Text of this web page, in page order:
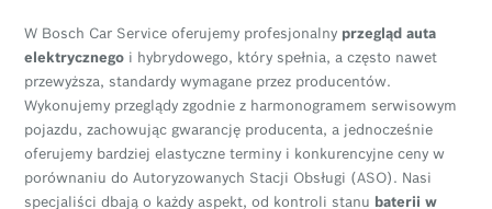
W Bosch Car Service oferujemy profesjonalny przegląd auta
elektrycznego i hybrydowego, który spełnia, a często nawet
przewyższa, standardy wymagane przez producentów.
Wykonujemy przeglądy zgodnie z harmonogramem serwisowym
pojazdu, zachowując gwarancję producenta, a jednocześnie
oferujemy bardziej elastyczne terminy i konkurencyjne ceny w
porównaniu do Autoryzowanych Stacji Obsługi (ASO). Nasi
specjaliści dbają o każdy aspekt, od kontroli stanu baterii w